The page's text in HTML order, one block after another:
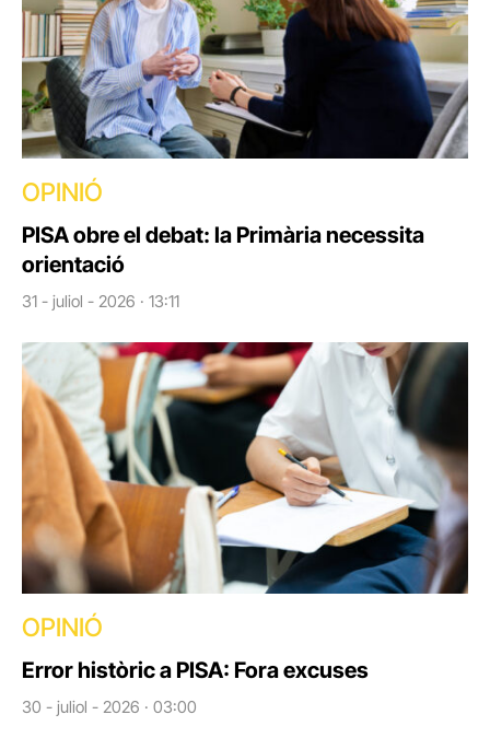
OPINIÓ
PISA obre el debat: la Primària necessita
orientació
31 - juliol - 2026 · 13:11
OPINIÓ
Error històric a PISA: Fora excuses
30 - juliol - 2026 · 03:00